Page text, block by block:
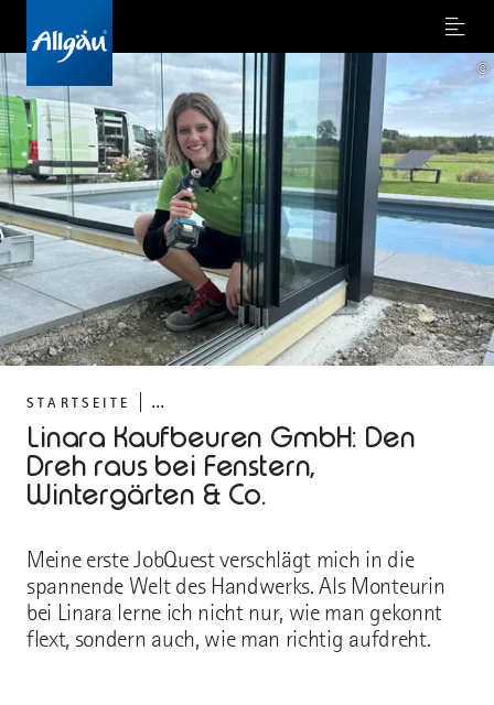
Menu
©
STARTSEITE ...
Linara Kaufbeuren GmbH: Den
Dreh raus bei Fenstern,
Wintergärten & Co.
Meine erste JobQuest verschlägt mich in die
spannende Welt des Handwerks. Als Monteurin
bei Linara lerne ich nicht nur, wie man gekonnt
flext, sondern auch, wie man richtig aufdreht.